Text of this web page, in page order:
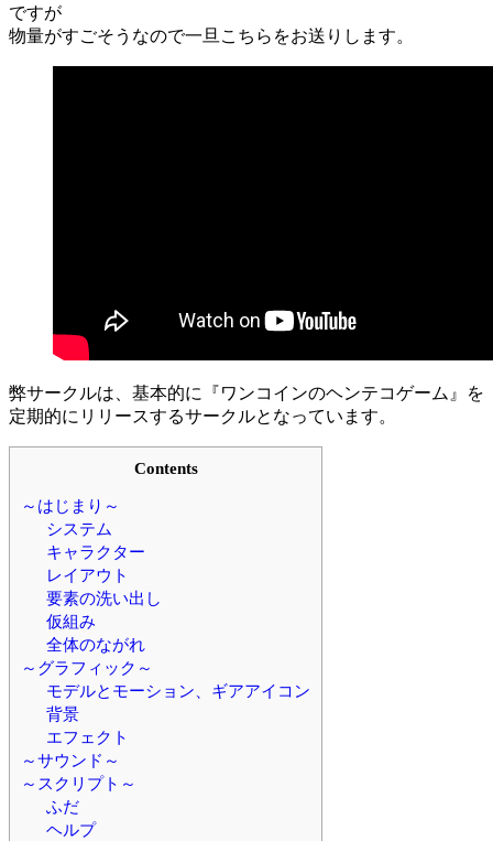
ですが
物量がすごそうなので一旦こちらをお送りします。
弊サークルは、基本的に『ワンコインのヘンテコゲーム』を
定期的にリリースするサークルとなっています。
Contents
～はじまり～
システム
キャラクター
レイアウト
要素の洗い出し
仮組み
全体のながれ
～グラフィック～
モデルとモーション、ギアアイコン
背景
エフェクト
～サウンド～
～スクリプト～
ふだ
ヘルプ